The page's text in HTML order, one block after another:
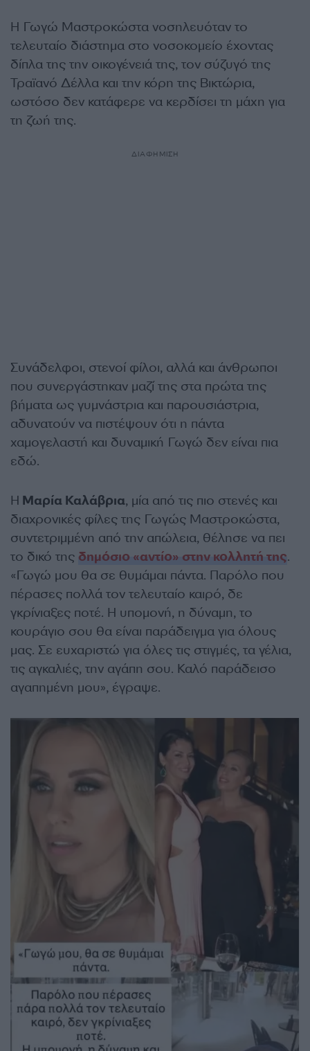
Η Γωγώ Μαστροκώστα νοσηλευόταν το
τελευταίο διάστημα στο νοσοκομείο έχοντας
δίπλα της την οικογένειά της, τον σύζυγό της
Τραϊανό Δέλλα και την κόρη της Βικτώρια,
ωστόσο δεν κατάφερε να κερδίσει τη μάχη για
τη ζωή της.
ΔΙΑΦΗΜΙΣΗ
Συνάδελφοι, στενοί φίλοι, αλλά και άνθρωποι
που συνεργάστηκαν μαζί της στα πρώτα της
βήματα ως γυμνάστρια και παρουσιάστρια,
αδυνατούν να πιστέψουν ότι η πάντα
χαμογελαστή και δυναμική Γωγώ δεν είναι πια
εδώ.
Η Μαρία Καλάβρια, μία από τις πιο στενές και
διαχρονικές φίλες της Γωγώς Μαστροκώστα,
συντετριμμένη από την απώλεια, θέλησε να πει
το δικό της δημόσιο «αντίο» στην κολλητή της.
«Γωγώ μου θα σε θυμάμαι πάντα. Παρόλο που
πέρασες πολλά τον τελευταίο καιρό, δε
γκρίνιαξες ποτέ. Η υπομονή, η δύναμη, το
κουράγιο σου θα είναι παράδειγμα για όλους
μας. Σε ευχαριστώ για όλες τις στιγμές, τα γέλια,
τις αγκαλιές, την αγάπη σου. Καλό παράδεισο
αγαπημένη μου», έγραψε.